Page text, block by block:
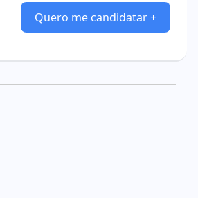
Quero me candidatar +